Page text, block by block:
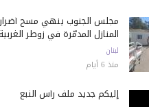
مجلس الجنوب ينهي مسح أضرار
المنازل المدمّرة في زوطر الغربية
لبنان
منذ 6 أيام
إليكم جديد ملف رأس النبع